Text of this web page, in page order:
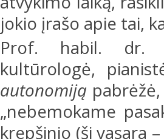
jokio įrašo apie tai,
Prof. habil. dr.
kultūrologė,
autonomiją
„nebemokame
krepšinio (ši vasara